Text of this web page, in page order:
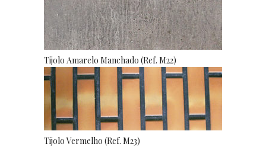
Tijolo Amarelo Manchado (Ref. M22)
Tijolo Vermelho (Ref. M23)